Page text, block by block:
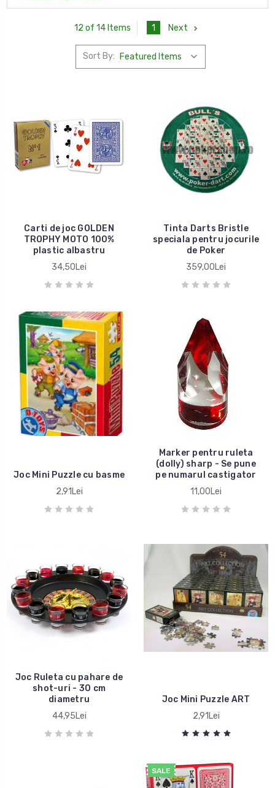
12 of 14 Items 1 Next
Sort By:
Carti de joc GOLDEN
TROPHY MOTO 100%
plastic albastru
34,50Lei
Tinta Darts Bristle
speciala pentru jocurile
de Poker
359,00Lei
Joc Mini Puzzle cu basme
2,91Lei
Marker pentru ruleta
(dolly) sharp - Se pune
pe numarul castigator
11,00Lei
Joc Ruleta cu pahare de
shot-uri - 30 cm
diametru
44,95Lei
Joc Mini Puzzle ART
2,91Lei
SALE